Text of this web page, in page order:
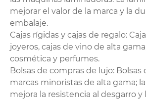
mejorar el valor de la marca y la
embalaje.
Cajas rígidas y cajas de regalo:
joyeros, cajas de vino de alta
cosmética y perfumes.
Bolsas de compras de lujo: Bolsas
marcas minoristas de alta gama;
mejora la resistencia al desgarro y